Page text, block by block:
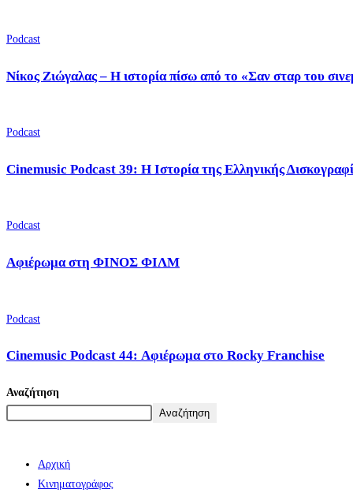
Podcast
Νίκος Ζιώγαλας – Η ιστορία πίσω από το «Σαν σταρ του
Podcast
Cinemusic Podcast 39: Η Ιστορία της Ελληνικής
Podcast
Αφιέρωμα στη ΦΙΝΟΣ ΦΙΛΜ
Podcast
Cinemusic Podcast 44: Αφιέρωμα στο Rocky Franchise
Αναζήτηση
Αναζήτηση
Αρχική
Κινηματογράφος